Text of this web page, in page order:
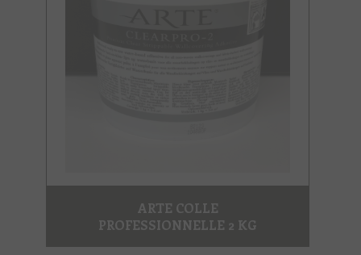
ARTE COLLE
PROFESSIONNELLE 2 KG